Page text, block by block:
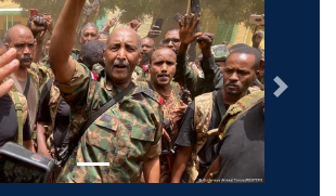
السابق